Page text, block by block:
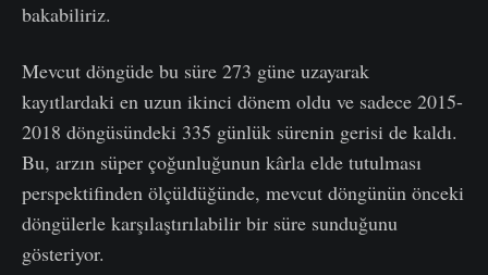
bakabiliriz.
Mevcut döngüde bu süre 273 güne uzayarak
kayıtlardaki en uzun ikinci dönem oldu ve sadece 2015-
2018 döngüsündeki 335 günlük sürenin gerisi de kaldı.
Bu, arzın süper çoğunluğunun kârla elde tutulması
perspektifinden ölçüldüğünde, mevcut döngünün önceki
döngülerle karşılaştırılabilir bir süre sunduğunu
gösteriyor.